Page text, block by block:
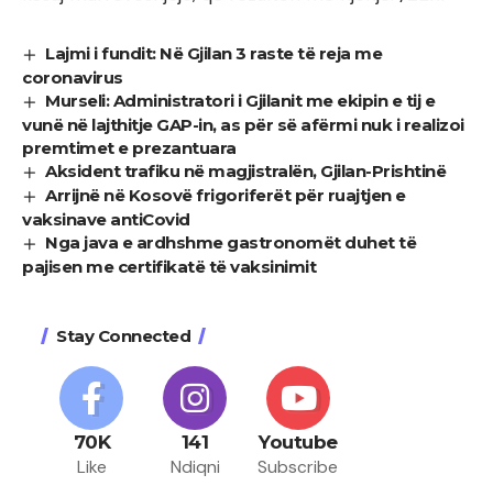
Lajmi i fundit: Në Gjilan 3 raste të reja me
coronavirus
Murseli: Administratori i Gjilanit me ekipin e tij e
vunë në lajthitje GAP-in, as për së afërmi nuk i realizoi
premtimet e prezantuara
Aksident trafiku në magjistralën, Gjilan-Prishtinë
Arrijnë në Kosovë frigoriferët për ruajtjen e
vaksinave antiCovid
Nga java e ardhshme gastronomët duhet të
pajisen me certifikatë të vaksinimit
Stay Connected
70K
Like
141
Ndiqni
Youtube
Subscribe